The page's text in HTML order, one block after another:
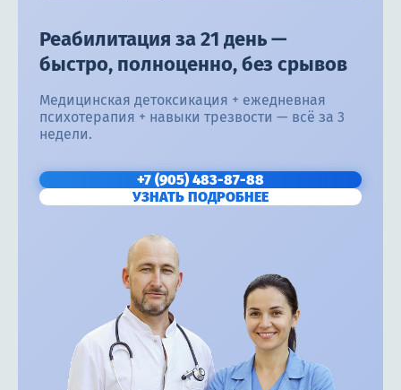
Реабилитация за 21 день —
быстро, полноценно, без срывов
Медицинская детоксикация + ежедневная
психотерапия + навыки трезвости — всё за 3
недели.
+7 (905) 483-87-88
УЗНАТЬ ПОДРОБНЕЕ